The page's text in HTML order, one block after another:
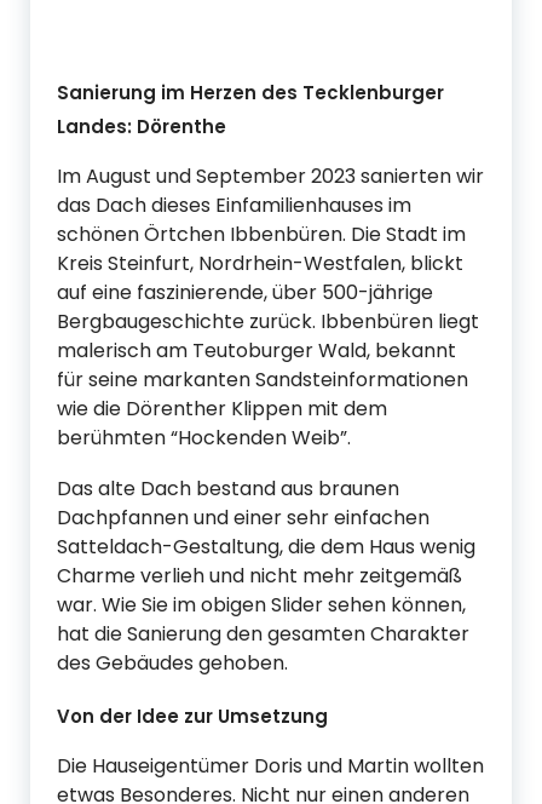
Sanierung im Herzen des Tecklenburger
Landes: Dörenthe
Im August und September 2023 sanierten wir
das Dach dieses Einfamilienhauses im
schönen Örtchen Ibbenbüren. Die Stadt im
Kreis Steinfurt, Nordrhein-Westfalen, blickt
auf eine faszinierende, über 500-jährige
Bergbaugeschichte zurück. Ibbenbüren liegt
malerisch am Teutoburger Wald, bekannt
für seine markanten Sandsteinformationen
wie die Dörenther Klippen mit dem
berühmten “Hockenden Weib”.
Das alte Dach bestand aus braunen
Dachpfannen und einer sehr einfachen
Satteldach-Gestaltung, die dem Haus wenig
Charme verlieh und nicht mehr zeitgemäß
war. Wie Sie im obigen Slider sehen können,
hat die Sanierung den gesamten Charakter
des Gebäudes gehoben.
Von der Idee zur Umsetzung
Die Hauseigentümer Doris und Martin wollten
etwas Besonderes. Nicht nur einen anderen